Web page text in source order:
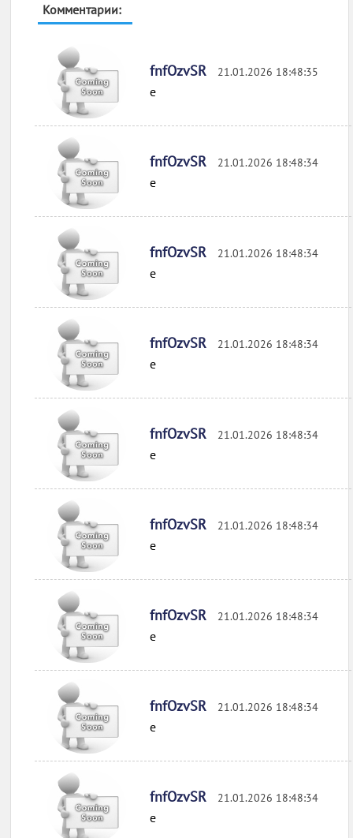
Комментарии:
fnfOzvSR 21.01.2026 18:48:35
e
fnfOzvSR 21.01.2026 18:48:34
e
fnfOzvSR 21.01.2026 18:48:34
e
fnfOzvSR 21.01.2026 18:48:34
e
fnfOzvSR 21.01.2026 18:48:34
e
fnfOzvSR 21.01.2026 18:48:34
e
fnfOzvSR 21.01.2026 18:48:34
e
fnfOzvSR 21.01.2026 18:48:34
e
fnfOzvSR 21.01.2026 18:48:34
e